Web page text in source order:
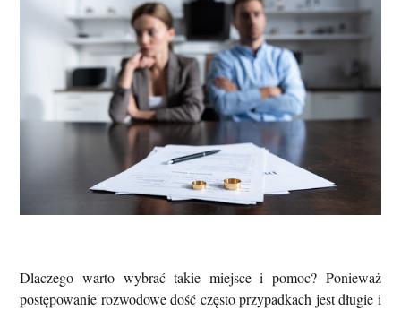
Dlaczego warto wybrać takie miejsce i pomoc? Ponieważ
postępowanie rozwodowe dość często przypadkach jest długie i